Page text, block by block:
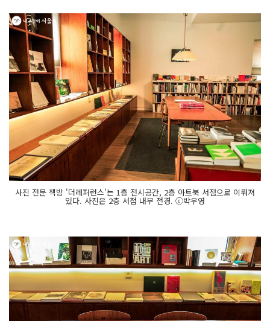
사진 전문 책방 '더레퍼런스'는 1층 전시공간, 2층 아트북 서점으로 이뤄져
있다. 사진은 2층 서점 내부 전경. ⓒ박우영